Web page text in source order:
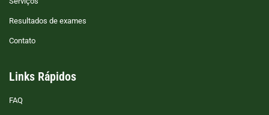
Resultados de exames
Contato
Links Rápidos
FAQ